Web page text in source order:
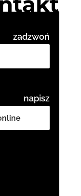
zadzwoń
napisz